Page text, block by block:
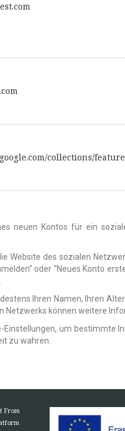
collections/
neuen Kontos für ein
Website des sozialen
oder “Neues Konto
Ihren Namen, Ihren
Netzwerks können weitere
um bestimmte
zu wahren.
From